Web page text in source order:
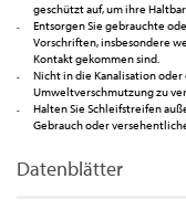
geschützt auf, um ihre
Entsorgen Sie gebrauchte
Vorschriften, insbesondere
Kontakt gekommen sind.
Nicht in die Kanalisation oder
Umweltverschmutzung zu
Halten Sie Schleifstreifen
Gebrauch oder
Datenblätter